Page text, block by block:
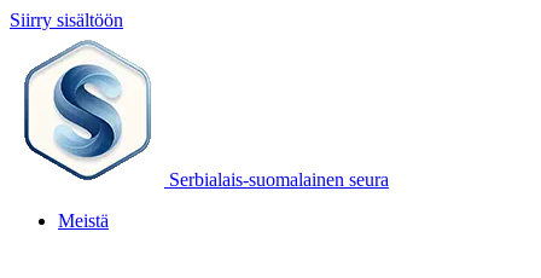
Siirry sisältöön
Serbialais-suomalainen seura
Meistä